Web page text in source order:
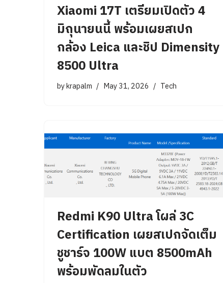
Xiaomi 17T เตรียมเปิดตัว 4
มิถุนายนนี้ พร้อมเผยสเปก
กล้อง Leica และชิป Dimensity
8500 Ultra
bykrapalm May 31, 2026 Tech
Redmi K90 Ultra โผล่ 3C
Certification เผยสเปกจัดเต็ม
ชูชาร์จ 100W แบต 8500mAh
พร้อมพัดลมในตัว